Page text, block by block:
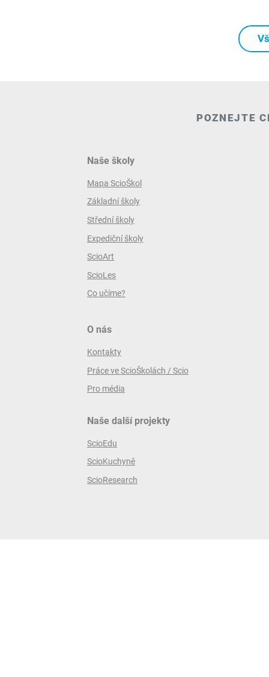
POZNEJTE
Naše školy
Mapa ScioŠkol
Základní školy
Střední školy
Expediční školy
ScioArt
ScioLes
Co učíme?
O nás
Kontakty
Práce ve ScioŠkolách / Scio
Pro média
Naše další projekty
ScioEdu
ScioKuchyně
ScioResearch